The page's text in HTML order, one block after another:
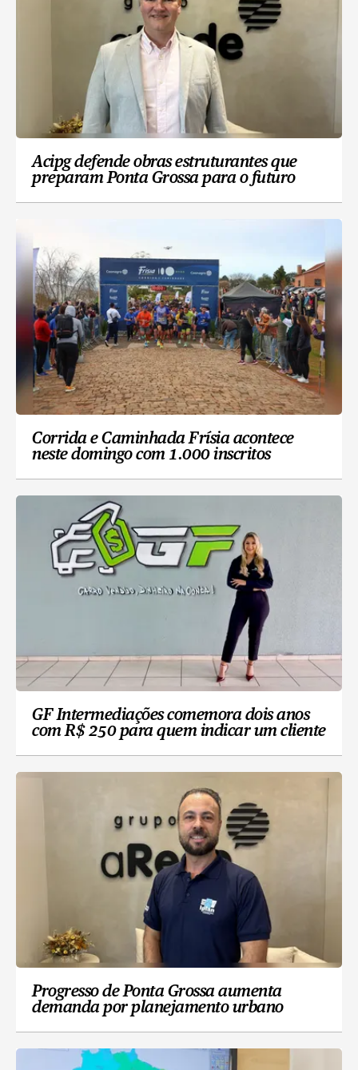
Acipg defende obras estruturantes que
preparam Ponta Grossa para o futuro
Corrida e Caminhada Frísia acontece
neste domingo com 1.000 inscritos
GF Intermediações comemora dois anos
com R$ 250 para quem indicar um cliente
Progresso de Ponta Grossa aumenta
demanda por planejamento urbano